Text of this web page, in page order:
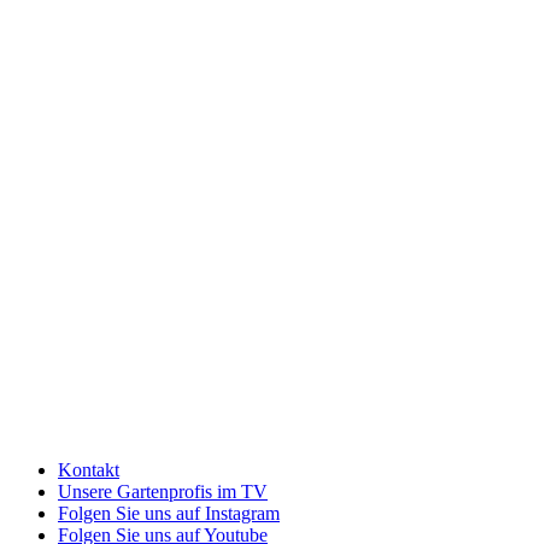
Kontakt
Unsere Gartenprofis im TV
Folgen Sie uns auf Instagram
Folgen Sie uns auf Youtube